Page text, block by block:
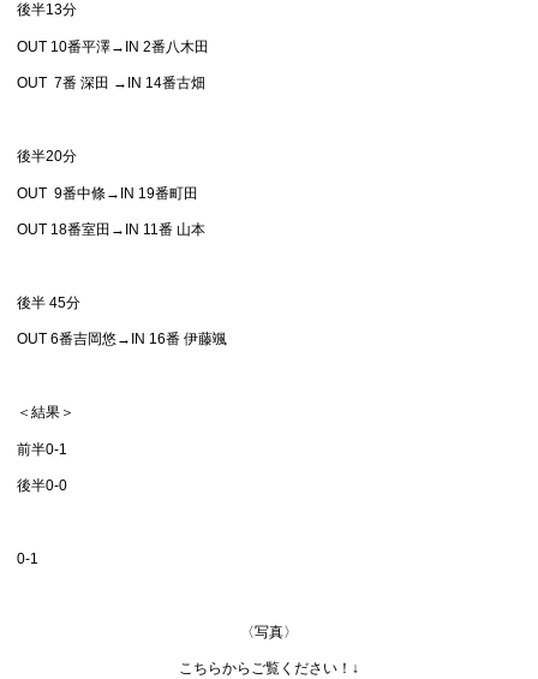
後半13分
OUT 10番平澤→IN 2番八木田
OUT 7番 深田 →IN 14番古畑
後半20分
OUT 9番中條→IN 19番町田
OUT 18番室田→IN 11番 山本
後半 45分
OUT 6番吉岡悠→IN 16番 伊藤颯
＜結果＞
前半0-1
後半0-0
0-1
〈写真〉
こちらからご覧ください！↓